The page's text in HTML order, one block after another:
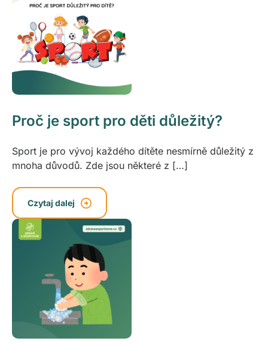
Proč je sport pro děti důležitý?
Sport je pro vývoj každého dítěte nesmírně důležitý z
mnoha důvodů. Zde jsou některé z […]
Czytaj dalej